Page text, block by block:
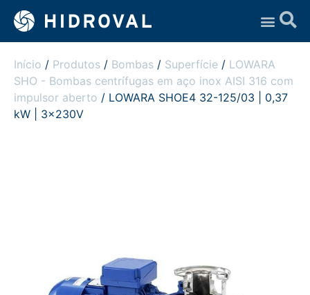
Início / Produtos / Bombas / Superfície / LOWARA
SHO - Bombas centrífugas em aço inox AISI 316 com
impulsor aberto / LOWARA SHOE4 32-125/03 | 0,37
kW | 3x230V